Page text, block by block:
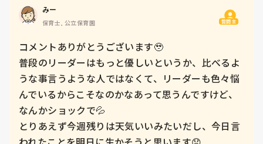
みー
保育士, 公立保育園 質問主
コメントありがとうございます🥹
普段のリーダーはもっと優しいというか、比べるよ
うな事言うような人ではなくて、リーダーも色々悩
んでいるからこそなのかなあって思うんですけど、
なんかショックで💦
とりあえず今週残りは天気いいみたいだし、今日言